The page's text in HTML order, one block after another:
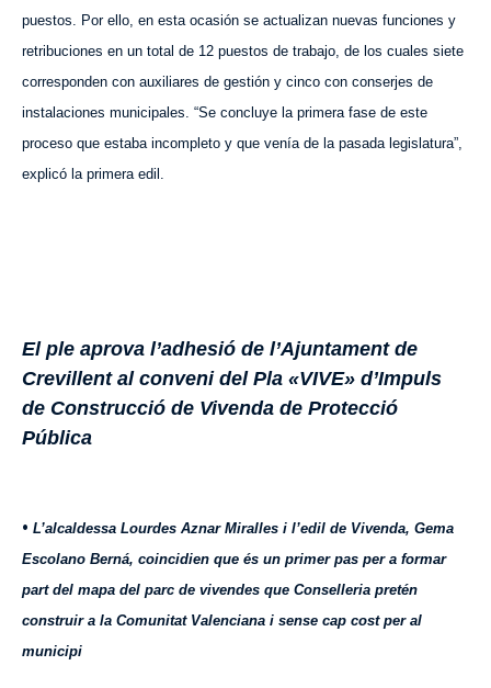
puestos. Por ello, en esta ocasión se actualizan nuevas funciones y
retribuciones en un total de 12 puestos de trabajo, de los cuales siete
corresponden con auxiliares de gestión y cinco con conserjes de
instalaciones municipales. “Se concluye la primera fase de este
proceso que estaba incompleto y que venía de la pasada legislatura”,
explicó la primera edil.
El ple aprova l’adhesió de l’Ajuntament de
Crevillent al conveni del Pla «VIVE» d’Impuls
de Construcció de Vivenda de Protecció
Pública
• L’alcaldessa Lourdes Aznar Miralles i l’edil de Vivenda, Gema
Escolano Berná, coincidien que és un primer pas per a formar
part del mapa del parc de vivendes que Conselleria pretén
construir a la Comunitat Valenciana i sense cap cost per al
municipi